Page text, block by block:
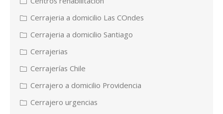
Cerrajeria a domicilio Las COndes
Cerrajeria a domicilio Santiago
Cerrajerias
Cerrajerías Chile
Cerrajero a domicilio Providencia
Cerrajero urgencias